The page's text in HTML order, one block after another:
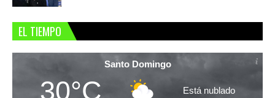
EL TIEMPO
Santo Domingo
30°C Está nublado